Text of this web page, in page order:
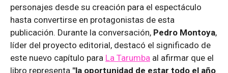
personajes desde su creación para el espectáculo
hasta convertirse en protagonistas de esta
publicación. Durante la conversación, Pedro Montoya,
líder del proyecto editorial, destacó el significado de
este nuevo capítulo para La Tarumba al afirmar que el
libro representa "la oportunidad de estar todo el año